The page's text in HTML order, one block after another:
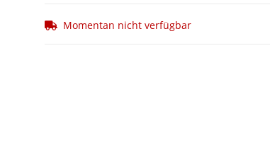
Momentan nicht verfügbar